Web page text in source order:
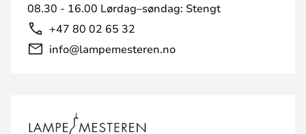
08.30 - 16.00 Lørdag–søndag: Stengt
+47 80 02 65 32
info@lampemesteren.no